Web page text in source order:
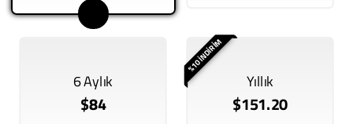
6 Aylık
$84
%10 İNDİRİM
Yıllık
$151.20